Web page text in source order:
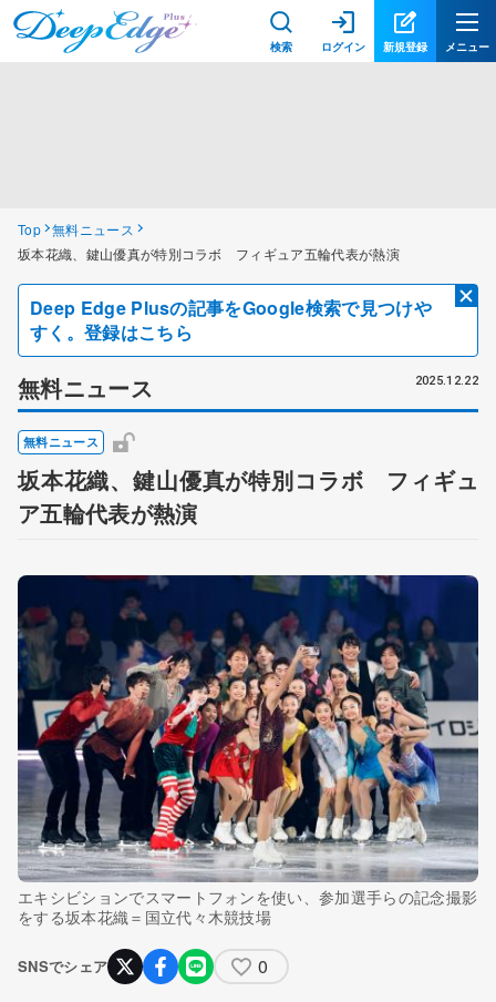
検索 ログイン 新規登録 メニュー
Top 無料ニュース
坂本花織、鍵山優真が特別コラボ フィギュア五輪代表が熱演
Deep Edge Plusの記事をGoogle検索で見つけや
すく。登録はこちら
無料ニュース 2025.12.22
無料ニュース
坂本花織、鍵山優真が特別コラボ フィギュ
ア五輪代表が熱演
エキシビションでスマートフォンを使い、参加選手らの記念撮影
をする坂本花織＝国立代々木競技場
SNSでシェア 0